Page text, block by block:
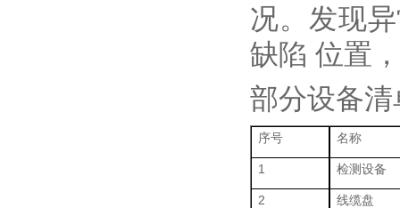
况。发现
缺陷 位置
部分设备清
序号 名称
1 检测设备
2 线缆盘